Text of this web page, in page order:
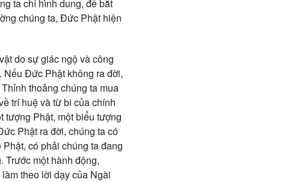
ta chỉ hình dung, để bắt
chúng ta, Đức Phật hiện
do sự giác ngộ và công
Nếu Đức Phật không ra đời,
thoảng chúng ta mua
trí huệ và từ bi của chính
tượng Phật, một biểu tượng
Phật ra đời, chúng ta có
có phải chúng ta đang
một hành động,
theo lời dạy của Ngài